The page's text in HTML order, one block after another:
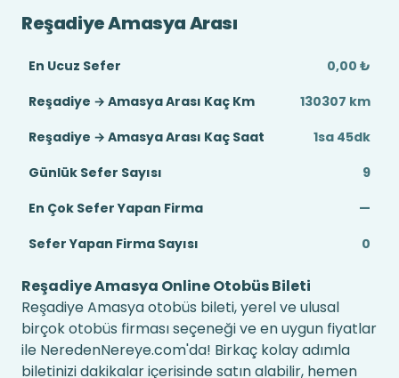
Reşadiye Amasya Arası
En Ucuz Sefer
0,00 ₺
Reşadiye → Amasya Arası Kaç Km
130307 km
Reşadiye → Amasya Arası Kaç Saat
1sa 45dk
Günlük Sefer Sayısı
9
En Çok Sefer Yapan Firma
—
Sefer Yapan Firma Sayısı
0
Reşadiye Amasya Online Otobüs Bileti
Reşadiye Amasya otobüs bileti, yerel ve ulusal
birçok otobüs firması seçeneği ve en uygun fiyatlar
ile NeredenNereye.com'da! Birkaç kolay adımla
biletinizi dakikalar içerisinde satın alabilir, hemen